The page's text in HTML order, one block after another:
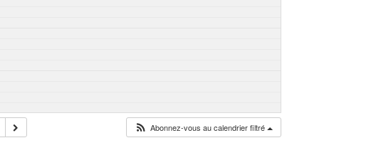
Abonnez-vous au calendrier filtré